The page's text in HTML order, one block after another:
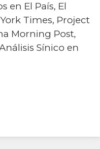
en El País, El
Times, Project
Morning Post,
Sínico en